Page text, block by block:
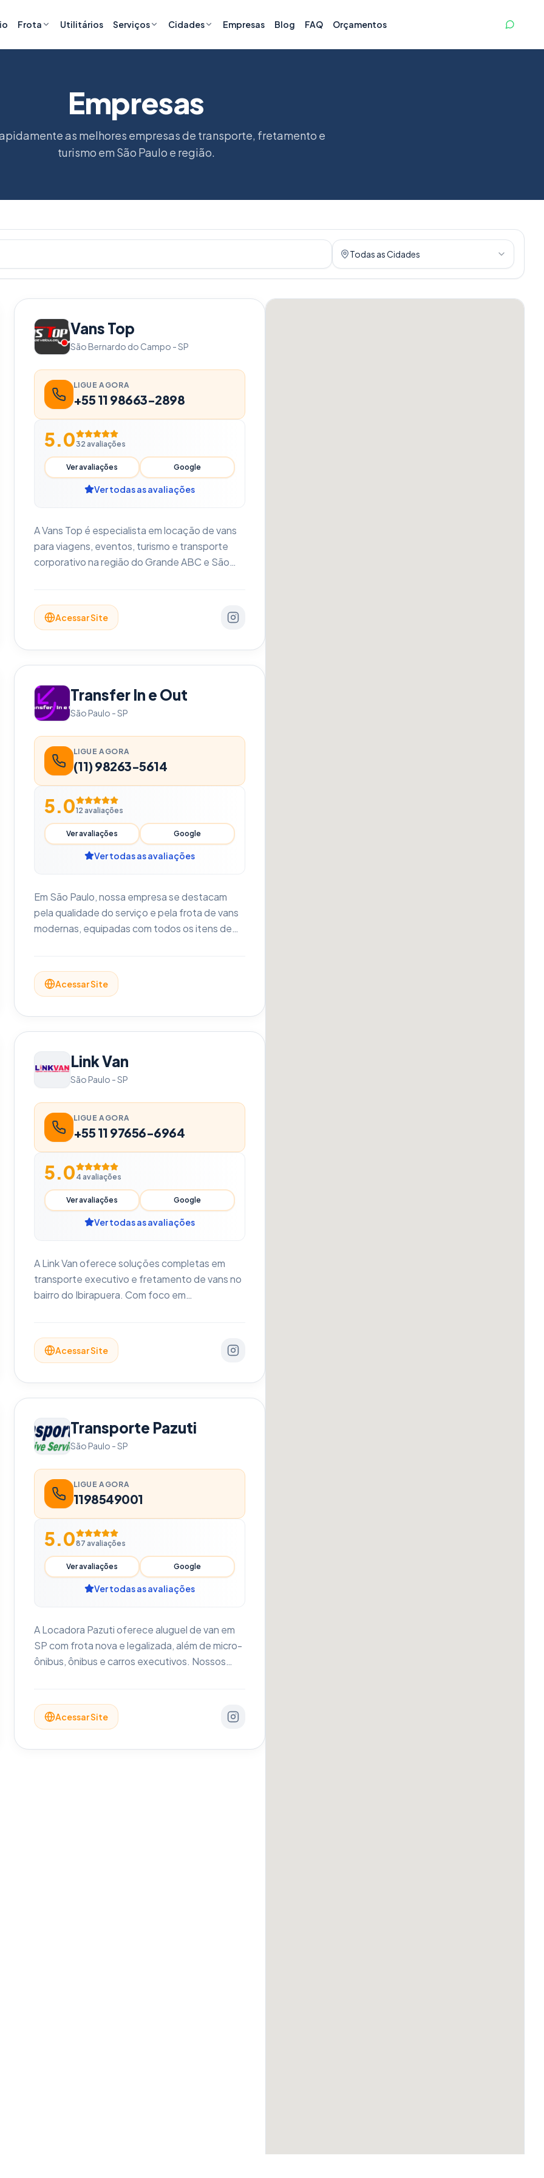
Frota Utilitários Serviços Cidades Empresas Blog FAQ Orçamentos
Empresas
as melhores empresas de transporte, fretamento e
turismo em São Paulo e região.
Todas as Cidades
Vans Top
São Bernardo do Campo -SP
LIGUE AGORA
+55 11 98663-2898
5.0 32 avaliações
Ver avaliações Google
Ver todas as avaliações
A Vans Top é especialista em locação de vans
para viagens, eventos, turismo e transporte
corporativo na região do Grande ABC e São
bancos reclináveis, Wi-Fi e TV, garantindo o
máximo conforto e segurança aos
grupo. Viaje com tranquilidade, economia e a
excelência que você merece.
Acessar Site
Transfer In e Out
São Paulo -SP
LIGUE AGORA
(11) 98263-5614
5.012 avaliações
Ver avaliações Google
Ver todas as avaliações
Em São Paulo, nossa empresa se destacam
pela qualidade do serviço e pela frota de vans
modernas, equipadas com todos os itens de
Guarulhos e Congonhas, contam com uma
equipe de atendimento que facilita o processo
Acessar Site
Link Van
São Paulo -SP
LIGUE AGORA
+55 11 97656-6964
5.0 4 avaliações
Ver avaliações Google
Ver todas as avaliações
A Link Van oferece soluções completas em
transporte executivo e fretamento de vans no
bairro do Ibirapuera. Com foco em
eventos corporativos e turismo receptivo.
Nossa frota moderna conta com veículos
você, sua equipe ou sua família. Conecte-se
ao seu destino com quem é especialista na
região.
Acessar Site
Transporte Pazuti
São Paulo -SP
LIGUE AGORA
1198549001
5.087 avaliações
Ver avaliações Google
Ver todas as avaliações
A Locadora Pazuti oferece aluguel de van em
SP com frota nova e legalizada, além de micro-
ônibus, ônibus e carros executivos. Nossos
APP. Atendimento via WhatsApp oferecendo
agilidade, conforto, pontualidade e segurança.
Acessar Site